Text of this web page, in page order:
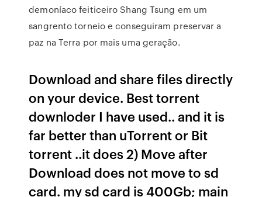
demoníaco feiticeiro Shang Tsung em um
sangrento torneio e conseguiram preservar a
paz na Terra por mais uma geração.
Download and share files directly
on your device. Best torrent
downloder I have used.. and it is
far better than uTorrent or Bit
torrent ..it does 2) Move after
Download does not move to sd
card. my sd card is 400Gb; main